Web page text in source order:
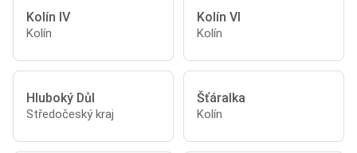
Kolín IV
Kolín
Kolín VI
Kolín
Hluboký Důl
Středočeský kraj
Šťáralka
Kolín